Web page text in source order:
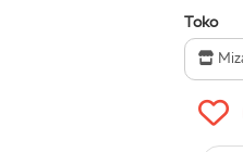
Toko